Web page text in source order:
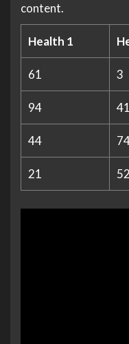
content.
Health 1
61 3
94 41
44
21 52